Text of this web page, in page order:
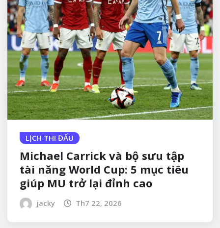
LỊCH THI ĐẤU
Michael Carrick và bộ sưu tập
tài năng World Cup: 5 mục tiêu
giúp MU trở lại đỉnh cao
jacky Th7 22, 2026